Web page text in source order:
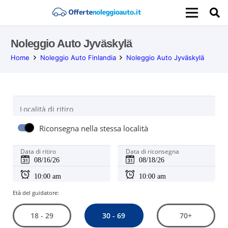
Noleggio Auto Jyväskylä
Home Noleggio Auto Finlandia Noleggio Auto Jyväskylä
Località di ritiro
Riconsegna nella stessa località
Data di ritiro Data di riconsegna
Età del guidatore:
18 - 29 30 - 69 70+